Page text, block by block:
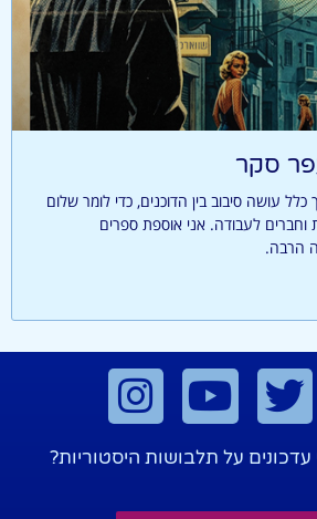
סקר
עושה סיבוב בין הדוכנים, כדי לומר שלום
וחברים לעבודה. אני אוספת ספרים
הרבה.
על תלבושות היסטוריות?